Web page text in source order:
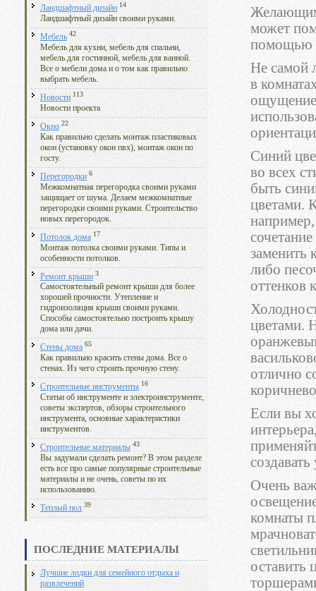
Ландшафтный дизайн 14
Ландшафтный дизайн своими руками.
Мебель 42
Мебель для кухни, мебель для спальни,
мебель для гостинной, мебель для ванной.
Все о мебели дома и о том как правильно
выбрать мебель.
Новости 113
Новости проекта
Окно 22
Как правильно сделать монтаж пластиковых
окон (установку окон пвх), монтаж окон по
госту.
Перегородки 6
Межкомнатная перегородка своими руками
защищает от шума. Делаем межкомнатные
перегородки своими руками. Строительство
новых перегородок.
Потолок дома 17
Монтаж потолка своими руками. Типы и
особенности потолков.
Ремонт крыши 3
Самостоятельный ремонт крыши для более
хорошей прочности. Утепление и
гидроизоляция крыши своими руками.
Способы самостоятельно построить крышу
дома или дачи.
Стены дома 65
Как правильно красить стены дома. Все о
стенах. Из чего строить прочную стену.
Строительные инструменты 16
Статьи об инструменте и электроинструменте,
советы экспертов, обзоры строительного
инструмента, основные характеристики
инструментов.
Строительные материалы 43
Вы задумали сделать ремонт? В этом разделе
есть все про самые популярные строительные
материалы и не очень, советы по их
использованию.
Теплый пол 39
ПОСЛЕДНИЕ МАТЕРИАЛЫ
Лучшие лодки для семейного отдыха и
развлечений
Желающим
может
помощью
Не самой
в
ощущение
Синий
во всех
быть
цветами.
заменить
либо
оттенков
цветами.
отлично
Если вы
Очень
комнаты
оставить